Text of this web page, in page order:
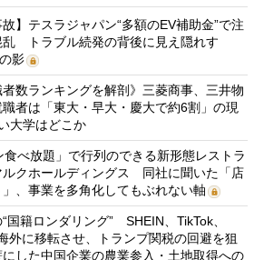
故】テスラジャパン“多額のEV補助金”で注
乱 トラブル続発の背後に見え隠れす
影
者数ランキングを解剖》三菱商事、三井物
者は「東大・早大・慶大で約6割」の現
大学はどこか
食べ放題」で行列のできる新形態レストラ
ルクホールディングス 同社に聞いた「店
、事業を多角化してもぶれない軸
国籍ロンダリング” SHEIN、TikTok、
外に移転させ、トランプ関税の回避を狙
した中国企業の農業参入・土地取得への